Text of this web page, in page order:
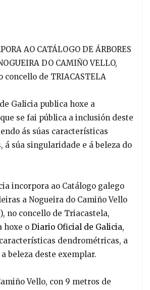
AO CATÁLOGO DE ÁRBORES
DO CAMIÑO VELLO,
concello de TRIACASTELA
Galicia publica hoxe a
se fai pública a inclusión deste
ás súas características
á súa singularidade e á beleza do
incorpora ao Catálogo galego
a Nogueira do Camiño Vello
no concello de Triacastela,
hoxe o Diario Oficial de Galicia,
dendrométricas, a
beleza deste exemplar.
Vello, con 9 metros de